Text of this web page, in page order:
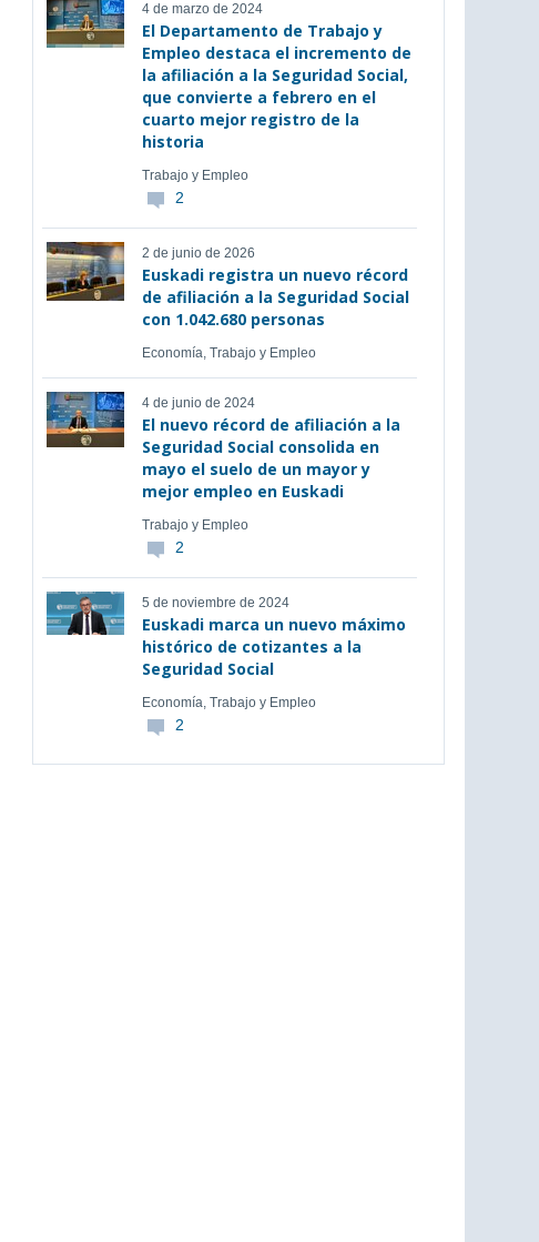
4 de marzo de 2024
El Departamento de Trabajo y
Empleo destaca el incremento de
la afiliación a la Seguridad Social,
que convierte a febrero en el
cuarto mejor registro de la
historia
Trabajo y Empleo
2
2 de junio de 2026
Euskadi registra un nuevo récord
de afiliación a la Seguridad Social
con 1.042.680 personas
Economía, Trabajo y Empleo
4 de junio de 2024
El nuevo récord de afiliación a la
Seguridad Social consolida en
mayo el suelo de un mayor y
mejor empleo en Euskadi
Trabajo y Empleo
2
5 de noviembre de 2024
Euskadi marca un nuevo máximo
histórico de cotizantes a la
Seguridad Social
Economía, Trabajo y Empleo
2